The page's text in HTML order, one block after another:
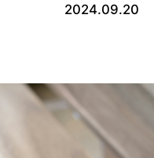
2024.09.20